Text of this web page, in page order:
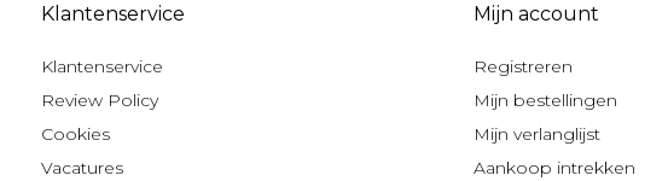
Klantenservice
Klantenservice
Review Policy
Cookies
Vacatures
Mijn account
Registreren
Mijn bestellingen
Mijn verlanglijst
Aankoop intrekken